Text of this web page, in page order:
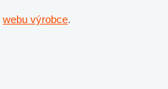
webu výrobce.